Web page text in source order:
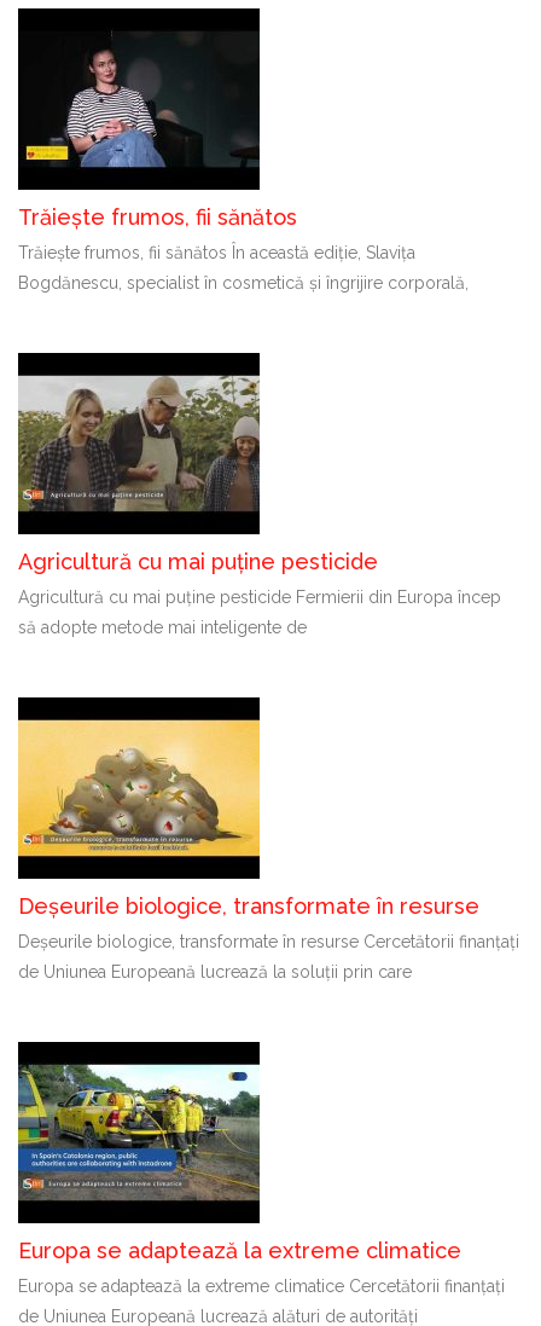
Trăiește frumos, fii sănătos
Trăiește frumos, fii sănătos În această ediție, Slavița
Bogdănescu, specialist în cosmetică și îngrijire corporală,
Agricultură cu mai puține pesticide
Agricultură cu mai puține pesticide Fermierii din Europa încep
să adopte metode mai inteligente de
Deșeurile biologice, transformate în resurse
Deșeurile biologice, transformate în resurse Cercetătorii finanțați
de Uniunea Europeană lucrează la soluții prin care
Europa se adaptează la extreme climatice
Europa se adaptează la extreme climatice Cercetătorii finanțați
de Uniunea Europeană lucrează alături de autorități